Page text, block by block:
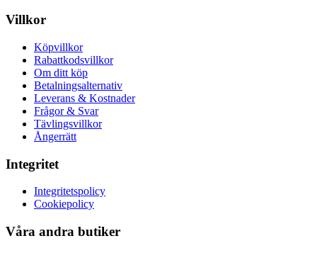
Villkor
Köpvillkor
Rabattkodsvillkor
Om ditt köp
Betalningsalternativ
Leverans & Kostnader
Frågor & Svar
Tävlingsvillkor
Ångerrätt
Integritet
Integritetspolicy
Cookiepolicy
Våra andra butiker